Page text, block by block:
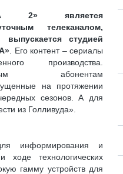
CI+ И КАРТЫ НТВ ПЛЮС
КОНВЕРТЕРНЫХ РАЗЪЕМА ?
S2
GS U210, GS B210, GS B211
2» является
телеканалом,
выпускается студией
. Его контент – сериалы
производства.
абонентам
на протяжении
сезонов. А для
из Голливуда».
информирования и
технологических
гамму устройств для